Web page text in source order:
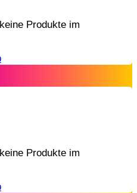
Produkte im
Produkte im